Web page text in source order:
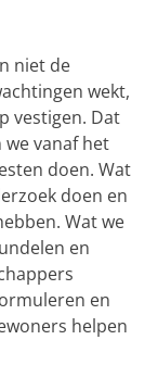
niet de
wekt,
vestigen. Dat
vanaf het
doen. Wat
doen en
Wat we
en
en
helpen